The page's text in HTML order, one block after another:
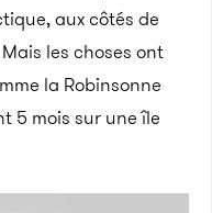
aux côtés de
les choses ont
la Robinsonne
5 mois sur une île